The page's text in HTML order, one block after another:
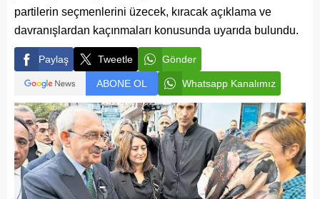
partilerin seçmenlerini üzecek, kıracak açıklama ve
davranışlardan kaçınmaları konusunda uyarıda bulundu.
Paylaş Tweetle Gönder
ABONE OL Whatsapp Kanalımız